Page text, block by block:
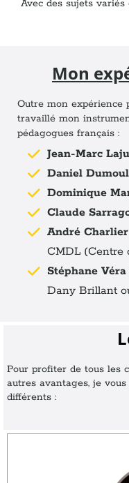
Avec des sujets variés
Mon
Outre mon expérience
travaillé mon
pédagogues français :
Jean-Marc
Daniel
Dominique
Claude
André Charlier
CMDL (Centre
Stéphane Véra
Dany Brillant
Pour profiter de tous les
autres avantages, je
différents :